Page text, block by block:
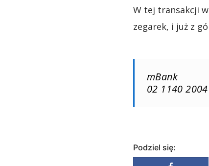
W tej transakcji
zegarek, i już z
mBank
02 1140
Podziel się: